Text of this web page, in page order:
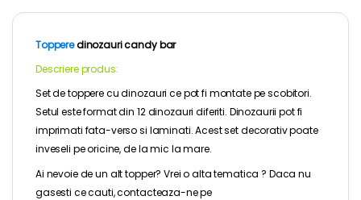
Topperedinozauri candy bar
Descriere produs:
Set de toppere cu dinozauri ce pot fi montate pe scobitori.
Setul este format din 12 dinozauri diferiti. Dinozaurii pot fi
imprimati fata-verso si laminati. Acest set decorativ poate
inveseli pe oricine, de la mic la mare.
Ai nevoie de un alt topper? Vrei o alta tematica ? Daca nu
gasesti ce cauti, contacteaza-ne pe